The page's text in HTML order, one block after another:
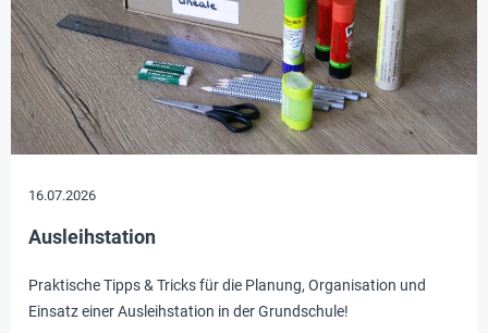
16.07.2026
Ausleihstation
Praktische Tipps & Tricks für die Planung, Organisation und
Einsatz einer Ausleihstation in der Grundschule!